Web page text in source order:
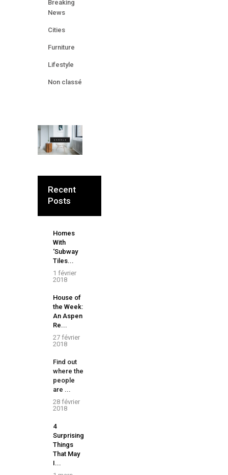
Breaking
News
Cities
Furniture
Lifestyle
Non classé
Recent
Posts
Homes
With
‘Subway
Tiles...
1 février
2018
House of
the Week:
An Aspen
Re...
27 février
2018
Find out
where the
people
are ...
28 février
2018
4
Surprising
Things
That May
I...